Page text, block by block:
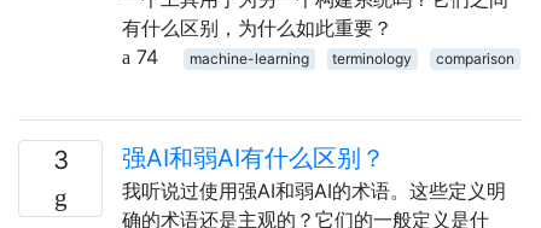
有什么区别，为什么如此重要？
74
machine-learning terminology comparison
3 强AI和弱AI有什么区别？
我听说过使用强AI和弱AI的术语。这些定义明
确的术语还是主观的？它们的一般定义是什